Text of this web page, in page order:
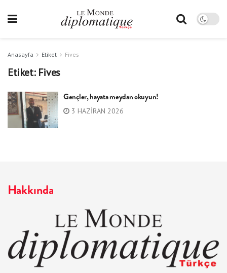
Anasayfa Etiket Fives
Etiket: Fives
Gençler, hayata meydan okuyun!
3 HAZIRAN 2026
Hakkında